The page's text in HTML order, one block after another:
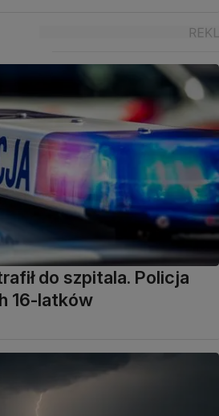
do szpitala. Policja
16-latków